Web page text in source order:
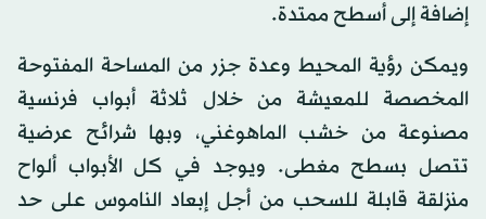
إضافة إلى أسطح ممتدة.
ويمكن رؤية المحيط وعدة جزر من المساحة المفتوحة
المخصصة للمعيشة من خلال ثلاثة أبواب فرنسية
مصنوعة من خشب الماهوغني، وبها شرائح عرضية
تتصل بسطح مغطى. ويوجد في كل الأبواب ألواح
منزلقة قابلة للسحب من أجل إبعاد الناموس على حد